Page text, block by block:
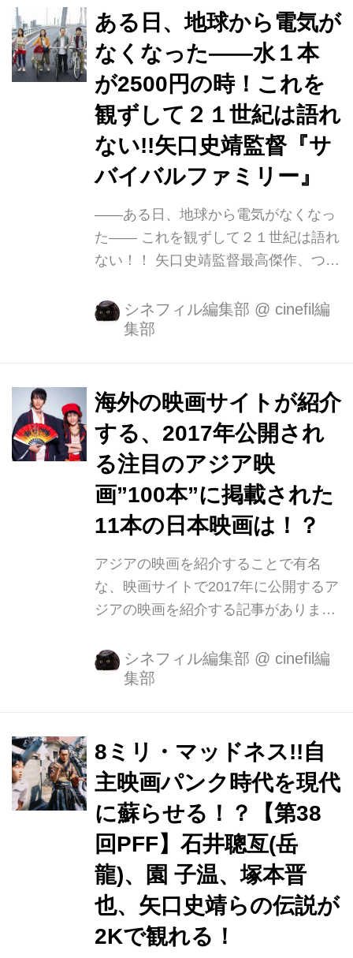
＞を受賞した。 8月23日からロシア南
部の風光明媚な街ロストフ・ナ・ドヌ
市で開催された同映画祭は今年で3回
目。32か国から95作品が出品･上映さ
れた。 26日の公式上映では笑いと悲鳴
が飛び交い、終映後、興奮した観客か
ら「鈴木一家以外の人々は、その後ど
うなったの...
ある日、地球から電気が
なくなった――水１本
が2500円の時！これを
観ずして２１世紀は語れ
ない!!矢口史靖監督『サ
バイバルファミリー』
――ある日、地球から電気がなくなっ
た―― これを観ずして２１世紀は語れ
ない！！ 矢口史靖監督最高傑作、つい
（０１）、『スウィングガールズ』
（０４）、『ハッピーフライト』（０
～』の矢口史靖監督、待望の最新作、
『サバイバルファミリー』。 いつも独
自の視点で、私たちの好奇心をくすぐ
ってくる矢口監督が今回選んだ題材は
「もし、電気がなくなったら」。いつ
もはスイッチ1つで点く電球はもちろ
ん、パソコン、携帯電話、冷蔵庫、電
車、ガス、水道、乾電池・・・私たち
が通常当たり前に使っているものが、
ある日突然使...
シネフィル編集部 @ cinefil編
集部
海外の映画サイトが紹介
する、2017年公開され
る注目のアジア映
画”100本”に掲載された
11本の日本映画は！？
アジアの映画を紹介することで有名
な、映画サイトで2017年に公開するア
ジアの映画を紹介する記事がありまし
公開される100本の映画。 この中か
ら、日本の映画11本と日本の関連する
美監督の『光』、大友啓史監督の『3
月のライオン』、三池崇史監督の『無
限の住人』の他『百円の恋』の武正晴
監督の最新作『リングサイド・ストー
リー』や矢口史靖監督『サバイバルフ
ァミリー』。アニメもドラえもんの新
作や黒執事などの他に、『鋼の錬金術
師』の実写化も予定されています。 そ
して、100本のTOPに紹介されて...
シネフィル編集部 @ cinefil編
集部
8ミリ・マッドネス!!自
主映画パンク時代を現代
に蘇らせる！？【第38
回PFF】石井聰亙(岳
龍)、園 子温、塚本晋
也、矢口史靖らの伝説が
2Kで観れる！